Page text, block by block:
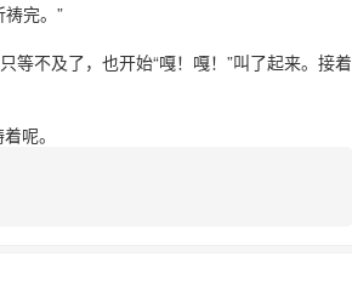
完。”
不及了，也开始“嘎！嘎！”叫了起来。接着
呢。